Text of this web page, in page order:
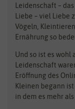
Obstsamen
Pilzbrut
Rasensamen
Steckzwiebeln
Zimmer &
Kataloge
Schnäppchen
Anzucht &
Bingenheimer
Bionana
BIOWOL
Blumicorn
Bûten Birds
Leidenschaft –
Liebe – viel Liebe
Vögeln,
Ernährung so
Und so ist es wohl
Leidenschaft
Eröffnung des
Kleinen begann
in dem es mehr